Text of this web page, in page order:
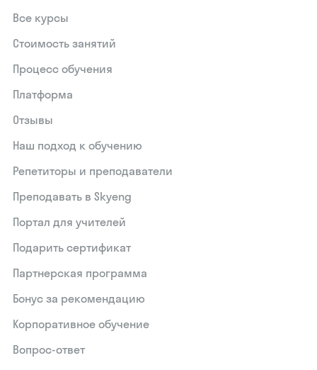
Все курсы
Стоимость занятий
Процесс обучения
Платформа
Отзывы
Наш подход к обучению
Репетиторы и преподаватели
Преподавать в Skyeng
Портал для учителей
Подарить сертификат
Партнерская программа
Бонус за рекомендацию
Корпоративное обучение
Вопрос-ответ